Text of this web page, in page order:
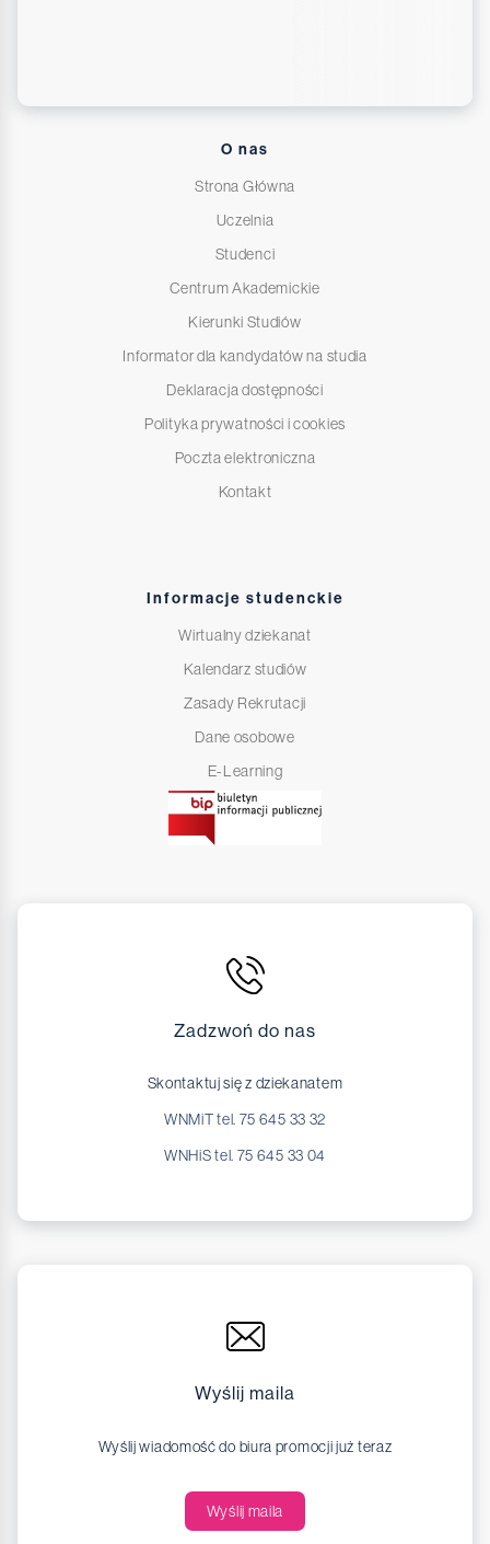
O nas
Strona Główna
Uczelnia
Studenci
Centrum Akademickie
Kierunki Studiów
Informator dla kandydatów na studia
Deklaracja dostępności
Polityka prywatności i cookies
Poczta elektroniczna
Kontakt
Informacje studenckie
Wirtualny dziekanat
Kalendarz studiów
Zasady Rekrutacji
Dane osobowe
E-Learning
Zadzwoń do nas
Skontaktuj się z dziekanatem
WNMiT tel. 75 645 33 32
WNHiS tel. 75 645 33 04
Wyślij maila
Wyślij wiadomość do biura promocji już teraz
Wyślij maila